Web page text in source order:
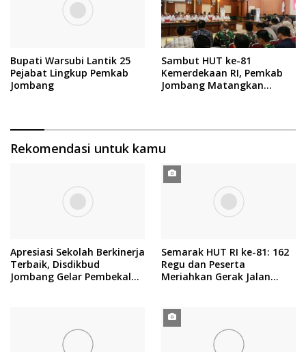
Bupati Warsubi Lantik 25
Pejabat Lingkup Pemkab
Jombang
Sambut HUT ke-81
Kemerdekaan RI, Pemkab
Jombang Matangkan
Rekomendasi untuk kamu
Apresiasi Sekolah Berkinerja
Terbaik, Disdikbud
Jombang Gelar Pembekalan
Semarak HUT RI ke-81: 162
Regu dan Peserta
Meriahkan Gerak Jalan